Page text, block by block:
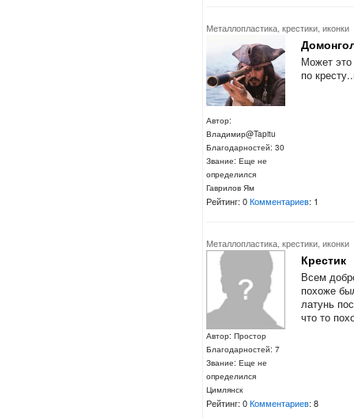
Металлопластика, крестики, иконки
Автор:
Владимир@Tapitu
Благодарностей: 30
Звание: Еще не
определился
Гаврилов Ям
Может это
по
Рейтинг: 0Комментариев: 1
Металлопластика, крестики, иконки
Автор: Простор
Благодарностей: 7
Звание: Еще не
определился
Цимлянск
Крестик
Всем
похоже
латунь
что то
Рейтинг: 0Комментариев: 8